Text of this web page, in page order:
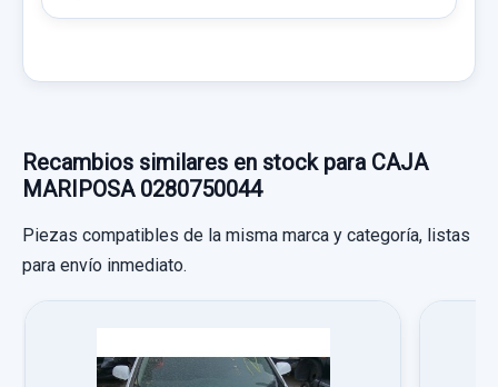
POTENCIOMETRO PEDAL 9129423CL
usado.
OPEL CORSA C CLUB
PRETENSOR AIRBAG DERECHO 5P
Garantía 1 año
Recambios similares en stock para CAJA
MARIPOSA 0280750044
Piezas compatibles de la misma marca y categoría, listas
para envío inmediato.